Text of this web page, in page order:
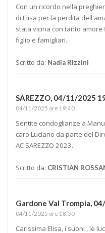
Con un ricordo nella
di Elisa per la perdita
stata vicina con tanto
figlio e famigliari.
Scritto da: Nadia Rizzini
SAREZZO, 04/11/2025
04/11/2025 ore 19:40
Sentite condoglianze a
caro Luciano da parte del
AC SAREZZO 2023.
Scritto da: CRISTIAN
Gardone Val Trompia,
04/11/2025 ore 18:50
Carissima Elisa, i suoni , le